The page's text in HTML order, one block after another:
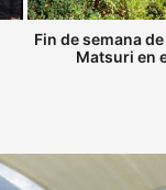
Fin de semana
Matsuri en